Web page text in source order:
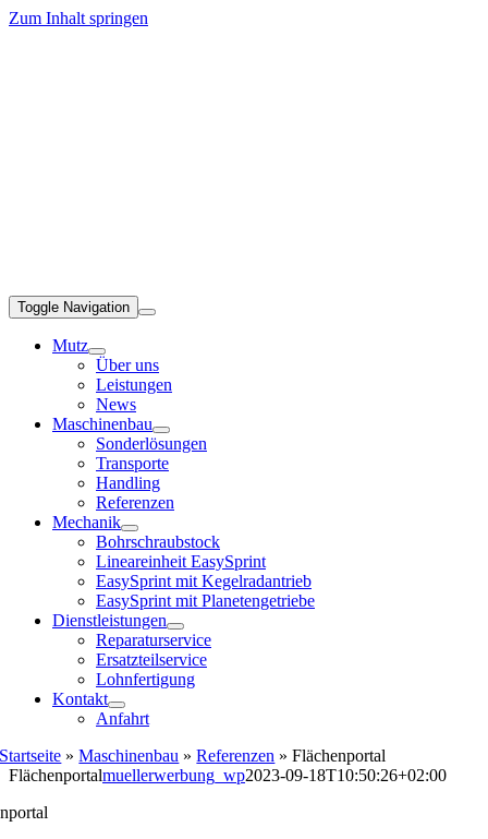
Zum Inhalt springen
Toggle Navigation
Mutz
Über uns
Leistungen
News
Maschinenbau
Sonderlösungen
Transporte
Handling
Referenzen
Mechanik
Bohrschraubstock
Lineareinheit EasySprint
EasySprint mit Kegelradantrieb
EasySprint mit Planetengetriebe
Dienstleistungen
Reparaturservice
Ersatzteilservice
Lohnfertigung
Kontakt
Anfahrt
Startseite »Maschinenbau »Referenzen »Flächenportal
Flächenportalmuellerwerbung_wp2023-09-18T10:50:26+02:00